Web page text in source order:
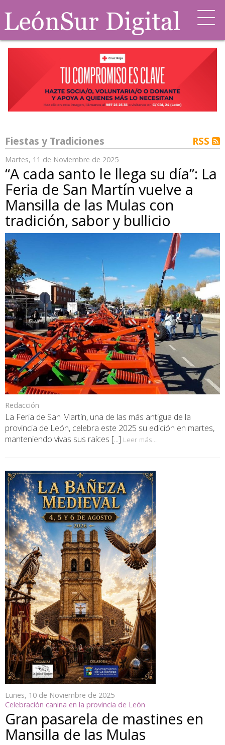
Fiestas y Tradiciones RSS
Martes, 11 de Noviembre de 2025
“A cada santo le llega su día”: La
Feria de San Martín vuelve a
Mansilla de las Mulas con
tradición, sabor y bullicio
Redacción
La Feria de San Martín, una de las más antigua de la
provincia de León, celebra este 2025 su edición en martes,
manteniendo vivas sus raíces [...] Leer más...
Lunes, 10 de Noviembre de 2025
Celebración canina en la provincia de León
Gran pasarela de mastines en
Mansilla de las Mulas